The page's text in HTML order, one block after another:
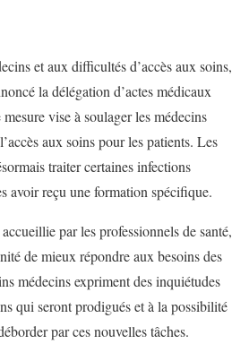
et aux difficultés d’accès aux soins,
la délégation d’actes médicaux
mesure vise à soulager les médecins
aux soins pour les patients. Les
traiter certaines infections
avoir reçu une formation spécifique.
par les professionnels de santé,
de mieux répondre aux besoins des
médecins expriment des inquiétudes
qui seront prodigués et à la possibilité
par ces nouvelles tâches.